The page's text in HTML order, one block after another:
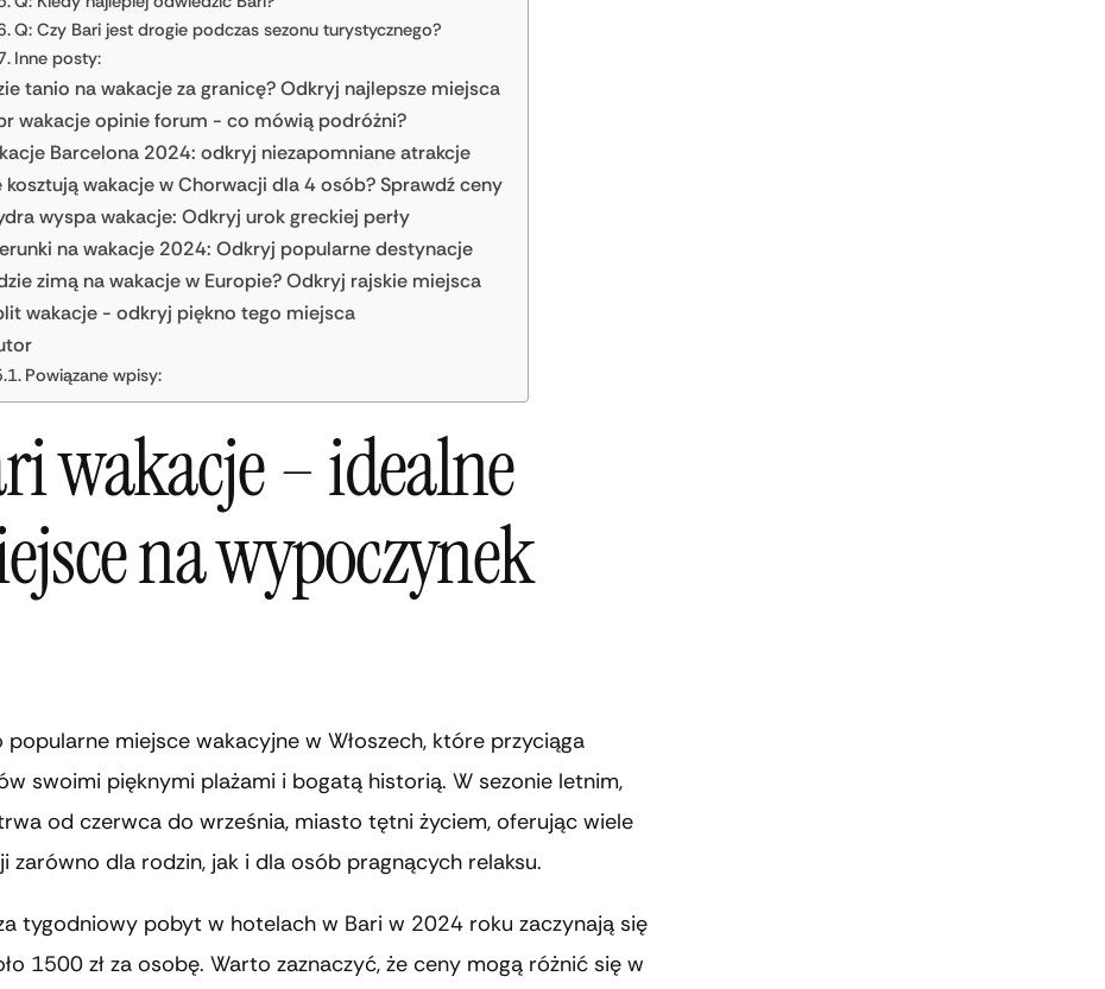
Q: Czy Bari jest drogie podczas sezonu turystycznego?
Inne posty:
tanio na wakacje za granicę? Odkryj najlepsze miejsca
wakacje opinie forum - co mówią podróżni?
Barcelona 2024: odkryj niezapomniane atrakcje
kosztują wakacje w Chorwacji dla 4 osób? Sprawdź ceny
wyspa wakacje: Odkryj urok greckiej perły
na wakacje 2024: Odkryj popularne destynacje
zimą na wakacje w Europie? Odkryj rajskie miejsca
wakacje - odkryj piękno tego miejsca
Powiązane wpisy:
wakacje – idealne
na wypoczynek
popularne miejsce wakacyjne w Włoszech, które przyciąga
swoimi pięknymi plażami i bogatą historią. W sezonie letnim,
od czerwca do września, miasto tętni życiem, oferując wiele
zarówno dla rodzin, jak i dla osób pragnących relaksu.
tygodniowy pobyt w hotelach w Bari w 2024 roku zaczynają się
1500 zł za osobę. Warto zaznaczyć, że ceny mogą różnić się w